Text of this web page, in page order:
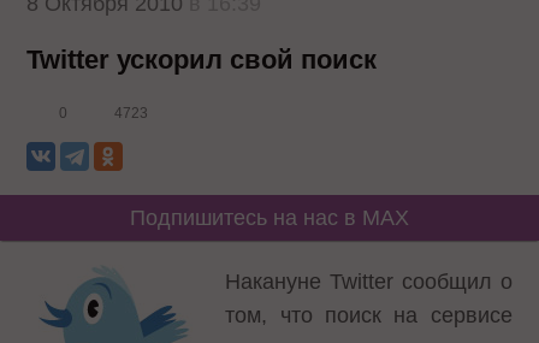
Twitter ускорил свой поиск
0 4723
Подпишитесь на нас в MAX
Накануне Twitter сообщил о
том, что поиск на сервисе